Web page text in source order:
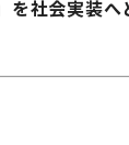
社会実装